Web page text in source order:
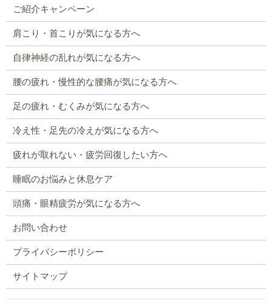
ご紹介キャンペーン
肩こり・首こりが気になる方へ
自律神経の乱れが気になる方へ
腰の疲れ・慢性的な腰痛が気になる方へ
足の疲れ・むくみが気になる方へ
冷え性・足先の冷えが気になる方へ
疲れが取れない・疲労回復したい方へ
睡眠のお悩みと休息ケア
頭痛・眼精疲労が気になる方へ
お問い合わせ
プライバシーポリシー
サイトマップ